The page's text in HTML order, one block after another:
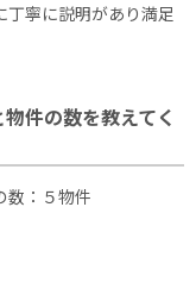
寧に説明があり満足
件の数を教えてく
：５物件